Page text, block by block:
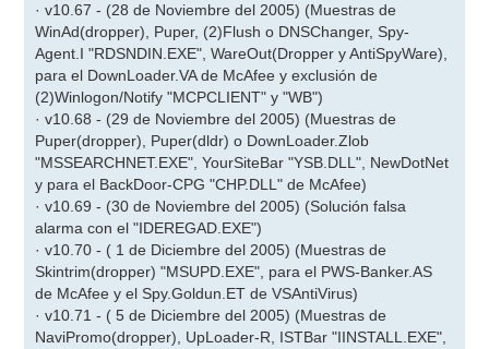
· v10.67 - (28 de Noviembre del 2005) (Muestras de
WinAd(dropper), Puper, (2)Flush o DNSChanger, Spy-
Agent.I "RDSNDIN.EXE", WareOut(Dropper y AntiSpyWare),
para el DownLoader.VA de McAfee y exclusión de
(2)Winlogon/Notify "MCPCLIENT" y "WB")
· v10.68 - (29 de Noviembre del 2005) (Muestras de
Puper(dropper), Puper(dldr) o DownLoader.Zlob
"MSSEARCHNET.EXE", YourSiteBar "YSB.DLL", NewDotNet
y para el BackDoor-CPG "CHP.DLL" de McAfee)
· v10.69 - (30 de Noviembre del 2005) (Solución falsa
alarma con el "IDEREGAD.EXE")
· v10.70 - ( 1 de Diciembre del 2005) (Muestras de
Skintrim(dropper) "MSUPD.EXE", para el PWS-Banker.AS
de McAfee y el Spy.Goldun.ET de VSAntiVirus)
· v10.71 - ( 5 de Diciembre del 2005) (Muestras de
NaviPromo(dropper), UpLoader-R, ISTBar "IINSTALL.EXE",